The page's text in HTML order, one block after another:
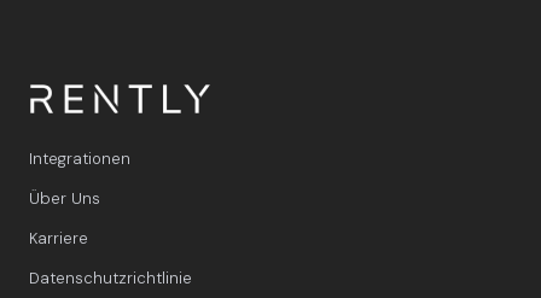
Integrationen
Über Uns
Karriere
Datenschutzrichtlinie